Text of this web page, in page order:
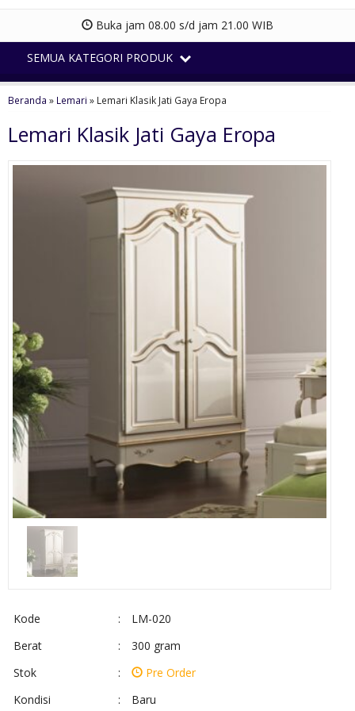
Buka jam 08.00 s/d jam 21.00 WIB
SEMUA KATEGORI PRODUK
Beranda » Lemari » Lemari Klasik Jati Gaya Eropa
Lemari Klasik Jati Gaya Eropa
Kode :
LM-020
Berat
:
300 gram
Stok
:
Pre Order
Kondisi
: Baru